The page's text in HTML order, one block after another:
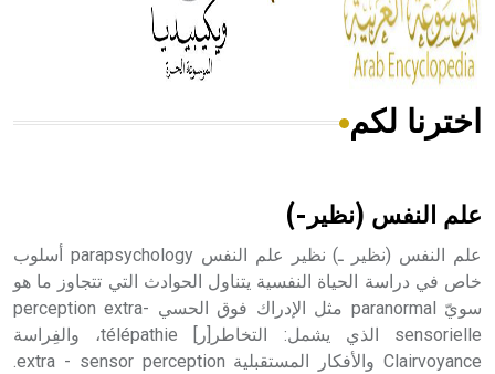
أجود أنواعه، ويمتاز بكبر الحجم ويسمى الش
هل تعلم أن الأبسيد كلمة فرنسية اللفظ تم اعتمادها مصطلحاً
- هل تعلم أن أبجر Abgar اسم معروف جيداً يعود إلى عدد من
الملوك الذين حكموا مدينة إديسا (الرها) من أبجر الأول وحتى
التاسع، وهم ينتسبون إلى أسرة أوسروين
اخترنا لكم
علم النفس (نظير-)
علم النفس (نظير ـ) نظير علم النفس parapsychology أسلوب
خاص في دراسة الحياة النفسية يتناول الحوادث التي تتجاوز ما هو
سويّ paranormal مثل الإدراك فوق الحسي perception extra-
sensorielle الذي يشمل: التخاطر[ر] télépathie، والفِراسة
Clairvoyance والأفكار المستقبلية extra - sensor perception.